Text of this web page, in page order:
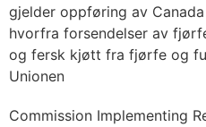
gjelder oppføring av
hvorfra forsendelser av
og fersk kjøtt fra fjørfe og
Unionen
Commission Implementing